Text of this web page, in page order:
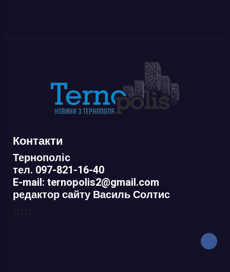
Контакти
Тернополіс
тел. 097-821-16-40
E-mail: ternopolis2@gmail.com
редактор сайту Василь Солтис